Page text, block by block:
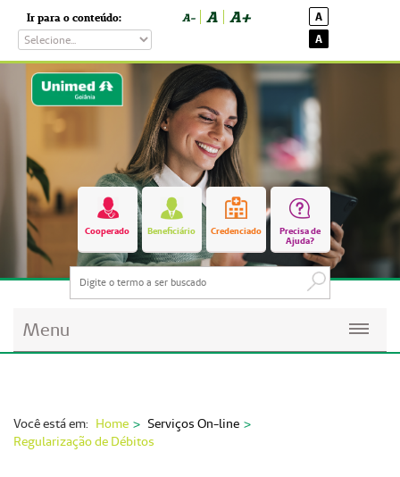
Ir para o conteúdo: A- A A+
A
A
Cooperado Beneficiário Credenciado
Precisa de
Ajuda?
Menu
Serviços On-line
Você está em: Home
Serviços On-line
Regularização de Débitos